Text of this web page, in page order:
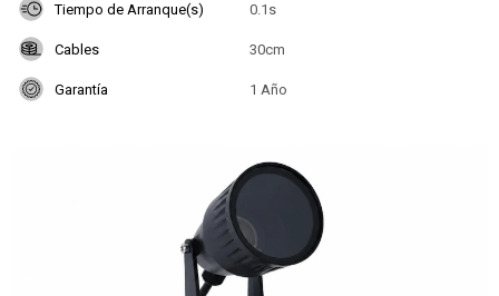
Tiempo de Arranque(s) 0.1s
Cables 30cm
Garantía 1 Año